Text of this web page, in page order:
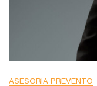
ASESORÍA PREVENTO